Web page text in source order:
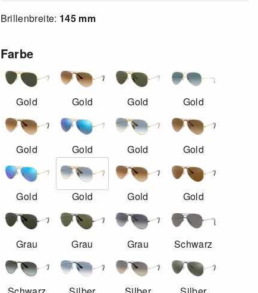
Brillenbreite: 145 mm
Farbe
Gold Gold Gold Gold
Gold Gold Gold Gold
Gold Gold Gold Gold
Grau Grau Grau Schwarz